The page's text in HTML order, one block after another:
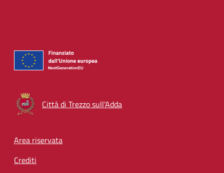
Città di Trezzo sull'Adda
Footer menu
Area riservata
Crediti